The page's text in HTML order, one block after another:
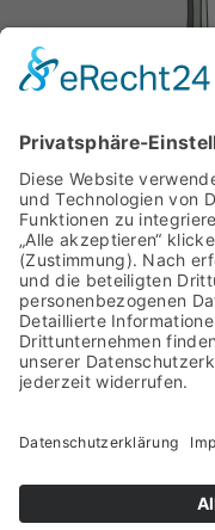
Megatrends &
Kompetenzen des
Jahrhunderts
Ministerium für